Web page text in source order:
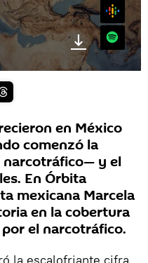
Google
Spotify
en México
comenzó la
narcotráfico— y el
En Órbita
mexicana Marcela
en la cobertura
el narcotráfico.